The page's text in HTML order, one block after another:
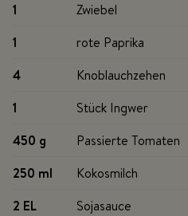
1
Zwiebel
1
rote Paprika
4
Knoblauchzehen
1
Stück Ingwer
450 g
Passierte Tomaten
250 ml
Kokosmilch
2 EL
Sojasauce